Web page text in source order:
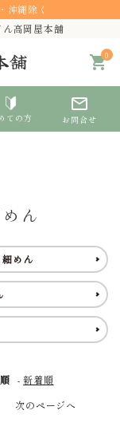
縄除く
高岡屋本舗
0
shopping_cart
ての方
mail_outline
お問合せ
ん
めん
-新着順
次のページへ